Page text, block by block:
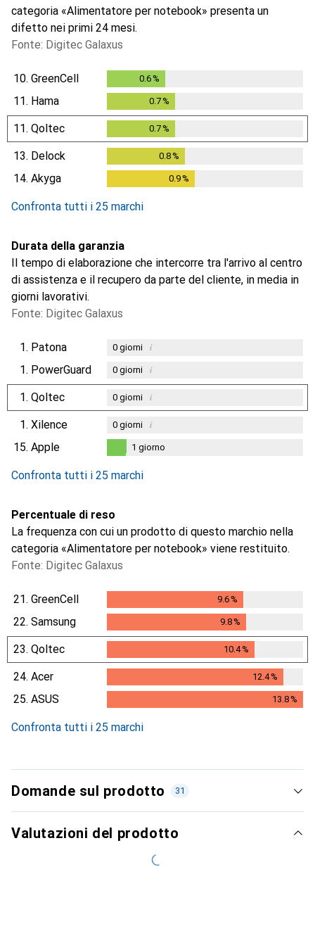
categoria «Alimentatore per notebook» presenta un
difetto nei primi 24 mesi.
Fonte: Digitec Galaxus
10. GreenCell 0.6 %
11. Hama 0.7 %
11. Qoltec 0.7 %
13. Delock 0.8 %
14. Akyga 0.9%
Confronta tutti i 25 marchi
Durata della garanzia
Il tempo di elaborazione che intercorre tra l'arrivo al centro
di assistenza e il recupero da parte del cliente, in media in
giorni lavorativi.
Fonte: Digitec Galaxus
1. Patona 0giorni i
1. PowerGuard 0giorni i
1. Qoltec 0giorni i
1. Xilence 0giorni i
15. Apple 1 giorno
Confronta tutti i 25 marchi
Percentuale di reso
La frequenza con cui un prodotto di questo marchio nella
categoria «Alimentatore per notebook» viene restituito.
Fonte: Digitec Galaxus
21. GreenCell 9.6%
22. Samsung 9.8%
23. Qoltec 10.4%
24. Acer 12.4%
12.4%
25. ASUS 13.8%
Confronta tutti i 25 marchi
Domande sul prodotto 31
Valutazioni del prodotto